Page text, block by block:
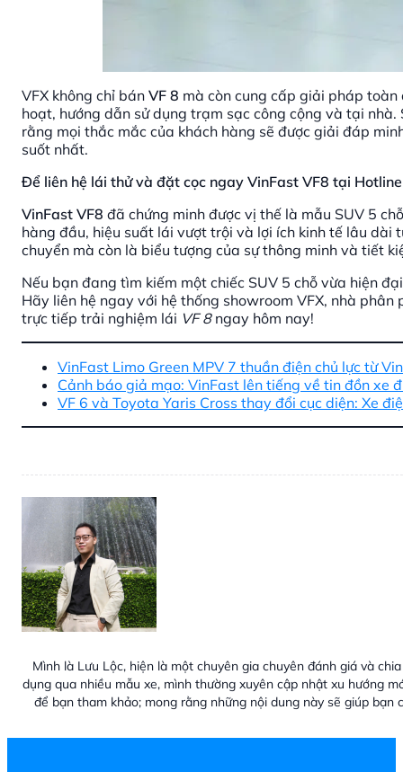
VFX không chỉ bán VF 8 mà còn cung cấp giải pháp
hoạt, hướng dẫn sử dụng trạm sạc công cộng và tại
rằng mọi thắc mắc của khách hàng sẽ được giải đáp
suốt nhất.
Để liên hệ lái thử và đặt cọc ngay VinFast VF8 tại
VinFast VF8 đã chứng minh được vị thế là mẫu SUV 5
hàng đầu, hiệu suất lái vượt trội và lợi ích kinh tế lâu dài
chuyển mà còn là biểu tượng của sự thông minh và tiết
Nếu bạn đang tìm kiếm một chiếc SUV 5 chỗ vừa hiện
Hãy liên hệ ngay với hệ thống showroom VFX, nhà
trực tiếp trải nghiệm lái VF 8ngay hôm nay!
VinFast Limo Green MPV 7 thuần điện chủ lực từ
Cảnh báo giả mạo: VinFast lên tiếng về tin đồn xe
VF 6 và Toyota Yaris Cross thay đổi cục diện: Xe
Mình là Lưu Lộc, hiện là một chuyên gia chuyên đánh giá và
dụng qua nhiều mẫu xe, mình thường xuyên cập nhật xu hướng
để bạn tham khảo; mong rằng những nội dung này sẽ giúp